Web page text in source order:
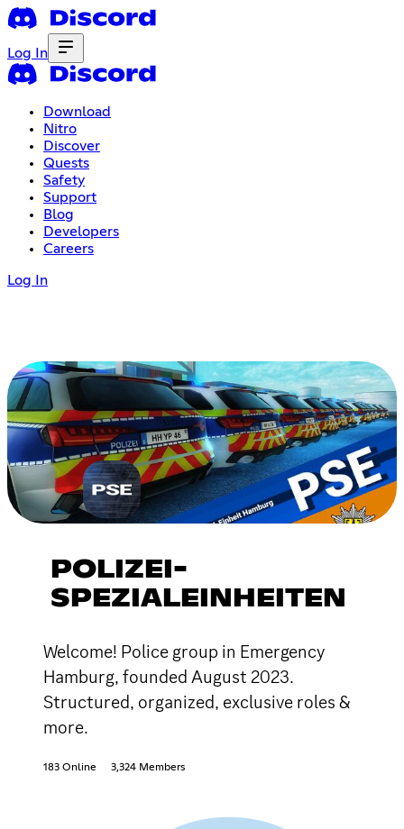
Log In
Download
Nitro
Discover
Quests
Safety
Support
Blog
Developers
Careers
Log In
POLIZEI-
SPEZIALEINHEITEN
Welcome! Police group in Emergency
Hamburg, founded August 2023.
Structured, organized, exclusive roles &
more.
183 Online 3,324 Members